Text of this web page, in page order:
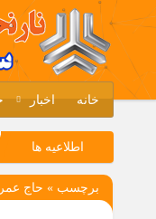
خانه اخبار
اطلاعیه ها
برچسب » حاج